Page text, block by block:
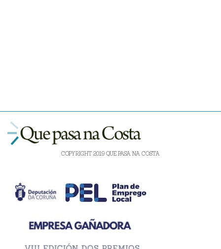
COPYRIGHT 2019 QUE PASA NA COSTA